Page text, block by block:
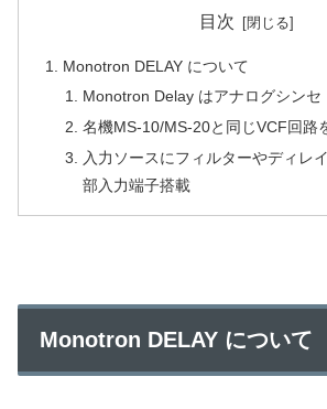
目次
Monotron DELAY について
Monotron Delay はアナログシンセ
名機MS-10/MS-20と同じVCF回路
入力ソースにフィルターやディレ
部入力端子搭載
Monotron DELAY について